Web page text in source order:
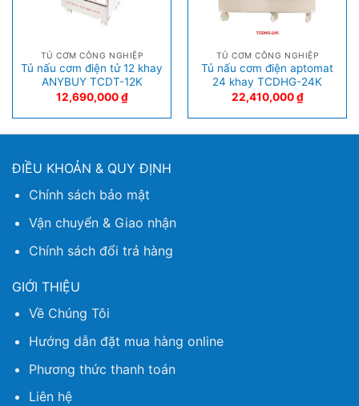
TỦ CƠM CÔNG NGHIỆP
Tủ nấu cơm điện tử 12 khay
ANYBUY TCDT-12K
12,690,000₫
TỦ CƠM CÔNG NGHIỆP
Tủ nấu cơm điện aptomat
24 khay TCDHG-24K
22,410,000₫
ĐIỀU KHOẢN & QUY ĐỊNH
Chính sách bảo mật
Vận chuyển & Giao nhận
Chính sách đổi trả hàng
GIỚI THIỆU
Về Chúng Tôi
Hướng dẫn đặt mua hàng online
Phương thức thanh toán
Liên hệ